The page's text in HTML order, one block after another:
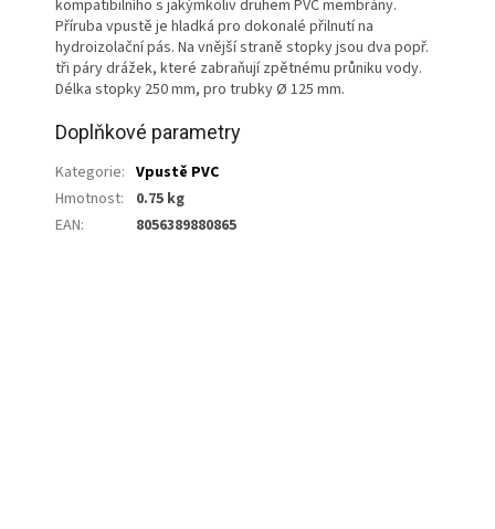
kompatibilního s jakýmkoliv druhem PVC membrány.
Příruba vpustě je hladká pro dokonalé přilnutí na
hydroizolační pás. Na vnější straně stopky jsou dva popř.
tři páry drážek, které zabraňují zpětnému průniku vody.
Délka stopky 250 mm, pro trubky Ø 125 mm.
Doplňkové parametry
Kategorie: Vpustě PVC
Hmotnost:
0.75 kg
EAN: 8056389880865